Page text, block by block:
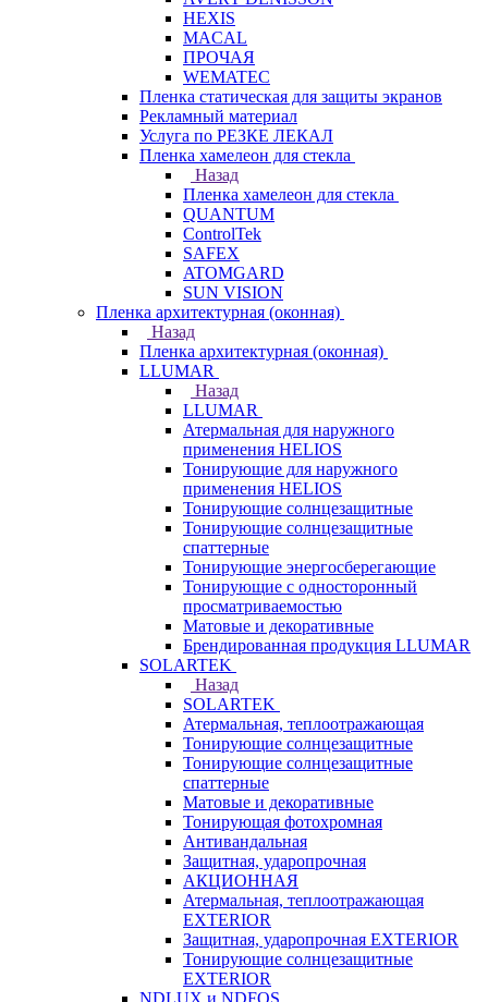
HEXIS
MACAL
ПРОЧАЯ
WEMATEC
Пленка статическая для защиты экранов
Рекламный материал
Услуга по РЕЗКЕ ЛЕКАЛ
Пленка хамелеон для стекла
Назад
Пленка хамелеон для стекла
QUANTUM
ControlTek
SAFEX
ATOMGARD
SUN VISION
Пленка архитектурная (оконная)
Назад
Пленка архитектурная (оконная)
LLUMAR
Назад
LLUMAR
Атермальная для наружного
применения HELIOS
Тонирующие для наружного
применения HELIOS
Тонирующие солнцезащитные
Тонирующие солнцезащитные
спаттерные
Тонирующие энергосберегающие
Тонирующие с односторонный
просматриваемостью
Матовые и декоративные
Брендированная продукция LLUMAR
SOLARTEK
Назад
SOLARTEK
Атермальная, теплоотражающая
Тонирующие солнцезащитные
Тонирующие солнцезащитные
спаттерные
Матовые и декоративные
Тонирующая фотохромная
Антивандальная
Защитная, ударопрочная
АКЦИОННАЯ
Атермальная, теплоотражающая
EXTERIOR
Защитная, ударопрочная EXTERIOR
Тонирующие солнцезащитные
EXTERIOR
NDLUX и NDFOS